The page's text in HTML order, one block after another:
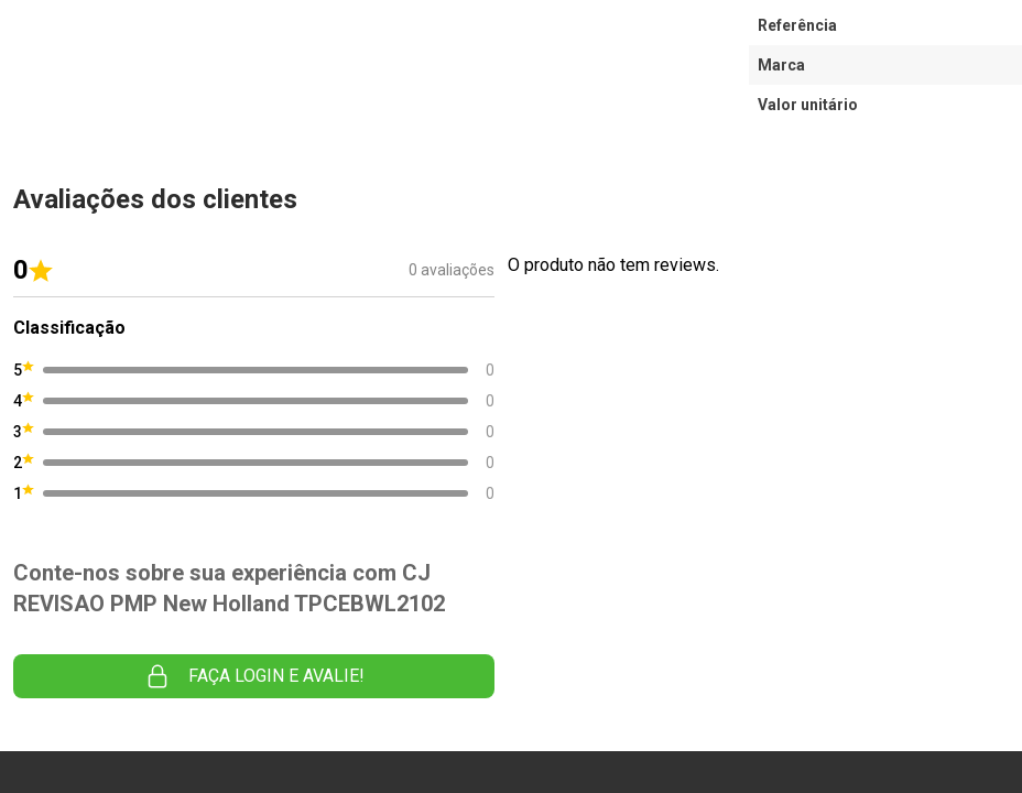
Referência
Marca
Valor unitário
Avaliações dos clientes
0 0 avaliações
Classificação
5
0
4
0
3
0
2
0
1
0
Conte-nos sobre sua experiência com CJ
REVISAO PMP New Holland TPCEBWL2102
FAÇA LOGIN E AVALIE!
O produto não tem reviews.